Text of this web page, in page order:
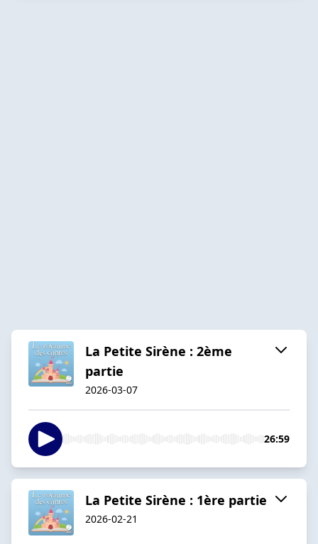
La Petite Sirène : 2ème
partie
2026-03-07
26:59
La Petite Sirène : 1ère partie
2026-02-21